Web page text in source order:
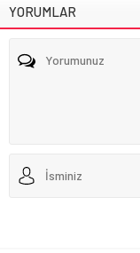
YORUMLAR